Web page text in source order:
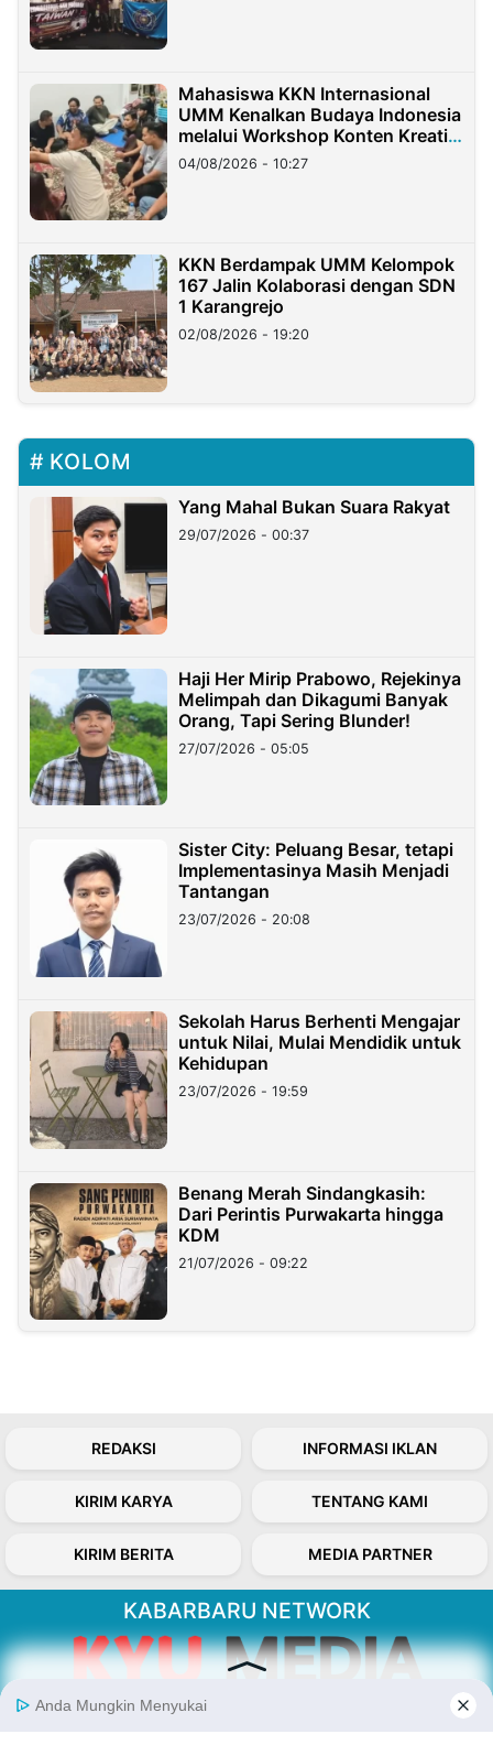
Mahasiswa KKN Internasional
UMM Kenalkan Budaya Indonesia
melalui Workshop Konten Kreatif
di Taiwan
04/08/2026 - 10:27
KKN Berdampak UMM Kelompok
167 Jalin Kolaborasi dengan SDN
1 Karangrejo
02/08/2026 - 19:20
KOLOM
Yang Mahal Bukan Suara Rakyat
29/07/2026 - 00:37
Haji Her Mirip Prabowo, Rejekinya
Melimpah dan Dikagumi Banyak
Orang, Tapi Sering Blunder!
27/07/2026 - 05:05
Sister City: Peluang Besar, tetapi
Implementasinya Masih Menjadi
Tantangan
23/07/2026 - 20:08
Sekolah Harus Berhenti Mengajar
untuk Nilai, Mulai Mendidik untuk
Kehidupan
23/07/2026 - 19:59
Benang Merah Sindangkasih:
Dari Perintis Purwakarta hingga
KDM
21/07/2026 - 09:22
REDAKSI INFORMASI IKLAN
KIRIM KARYA TENTANG KAMI
KIRIM BERITA MEDIA PARTNER
KABARBARU NETWORK